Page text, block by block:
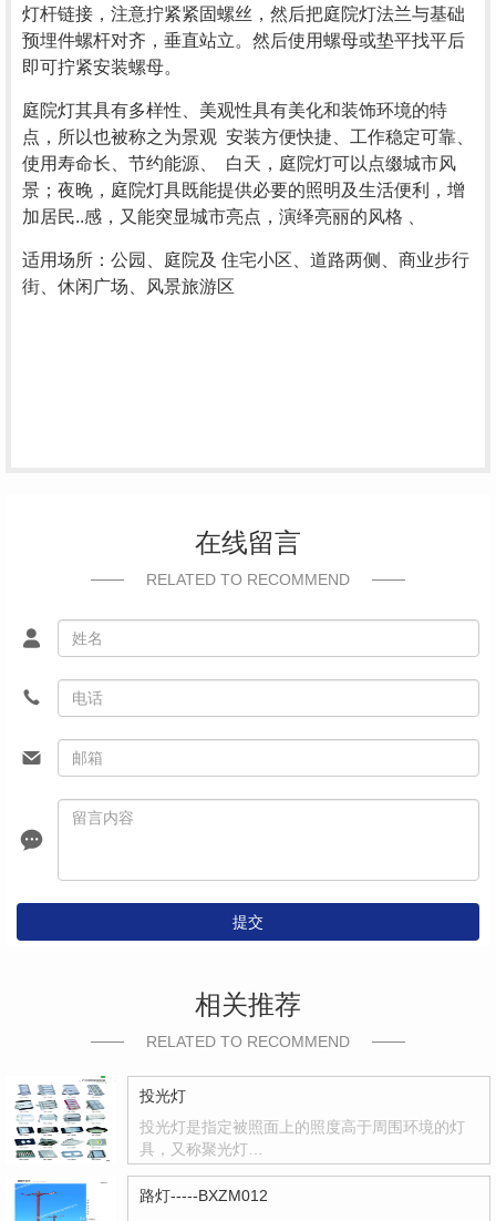
灯杆链接，注意拧紧紧固螺丝，然后把庭院灯法兰与基础
预埋件螺杆对齐，垂直站立。然后使用螺母或垫平找平后
即可拧紧安装螺母。
庭院灯其具有多样性、美观性具有美化和装饰环境的特
点，所以也被称之为景观 安装方便快捷、工作稳定可靠、
使用寿命长、节约能源、 白天，庭院灯可以点缀城市风
景；夜晚，庭院灯具既能提供必要的照明及生活便利，增
加居民..感，又能突显城市亮点，演绎亮丽的风格 、
适用场所：公园、庭院及 住宅小区、道路两侧、商业步行
街、休闲广场、风景旅游区
在线留言
RELATED TO RECOMMEND
提交
相关推荐
RELATED TO RECOMMEND
投光灯
投光灯是指定被照面上的照度高于周围环境的灯
具，又称聚光灯…
路灯-----BXZM012